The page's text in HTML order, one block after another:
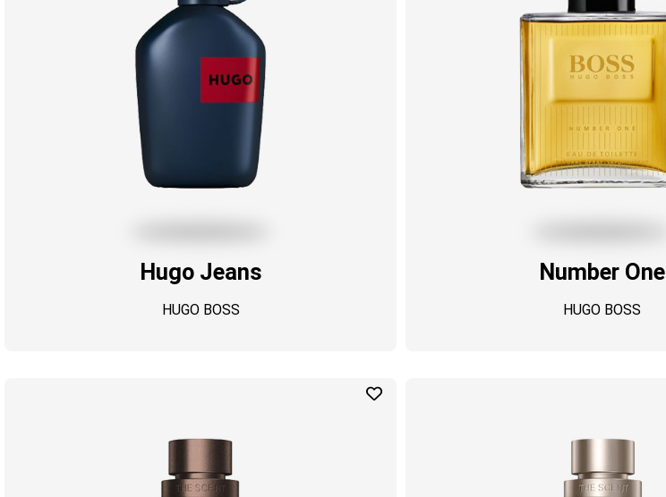
Hugo Jeans
HUGO BOSS
Number One
HUGO BOSS